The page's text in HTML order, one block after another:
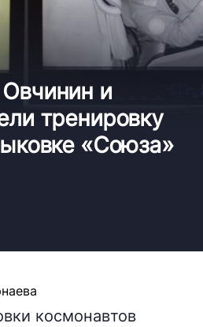
и
тренировку
«Союза»
космонавтов